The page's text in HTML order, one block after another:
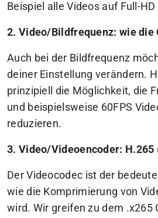
Beispiel alle Videos auf Full-
2. Video/Bildfrequenz: wie die
Auch bei der Bildfrequenz
deiner Einstellung verändern.
prinzipiell die Möglichkeit, die
und beispielsweise 60FPS
reduzieren.
3. Video/Videoencoder: H.265
Der Videocodec ist der
wie die Komprimierung von
wird. Wir greifen zu dem .x265